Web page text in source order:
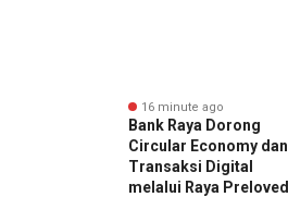
16 minute ago
Bank Raya Dorong
Circular Economy dan
Transaksi Digital
melalui Raya Preloved